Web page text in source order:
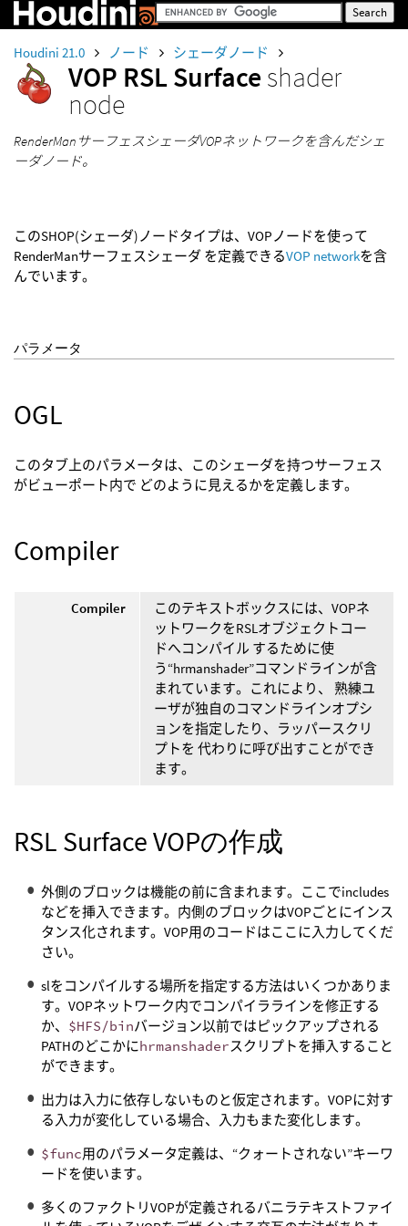
Houdini 21.0 ノード シェーダノード
VOP RSL Surface shader
node
RenderManサーフェスシェーダVOPネットワークを含んだシェ
ーダノード。
このSHOP(シェーダ)ノードタイプは、VOPノードを使って
RenderManサーフェスシェーダ を定義できるVOP networkを含
んでいます。
パラメータ
OGL
このタブ上のパラメータは、このシェーダを持つサーフェス
がビューポート内で どのように見えるかを定義します。
Compiler
Compiler
このテキストボックスには、VOPネ
ットワークをRSLオブジェクトコー
ドへコンパイル するために使
う“hrmanshader”コマンドラインが含
まれています。これにより、 熟練ユ
ーザが独自のコマンドラインオプシ
ョンを指定したり、ラッパースクリ
プトを 代わりに呼び出すことができ
ます。
RSL Surface VOPの作成
外側のブロックは機能の前に含まれます。ここでincludes
などを挿入できます。内側のブロックはVOPごとにインス
タンス化されます。VOP用のコードはここに入力してくだ
さい。
slをコンパイルする場所を指定する方法はいくつかありま
す。VOPネットワーク内でコンパイララインを修正する
か、 $HFS/binバージョン以前ではピックアップされる
PATHのどこかにhrmanshaderスクリプトを挿入すること
ができます。
出力は入力に依存しないものと仮定されます。VOPに対す
る入力が変化している場合、入力もまた変化します。
$func用のパラメータ定義は、“クォートされない”キーワ
ードを使います。
多くのファクトリVOPが定義されるバニラテキストファイ